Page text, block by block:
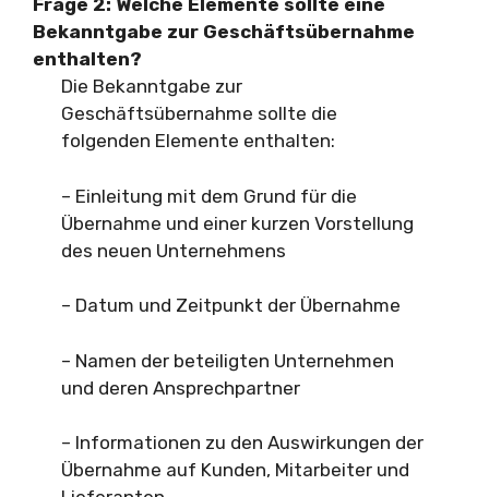
Frage 2: Welche Elemente sollte eine
Bekanntgabe zur Geschäftsübernahme
enthalten?
Die Bekanntgabe zur
Geschäftsübernahme sollte die
folgenden Elemente enthalten:
– Einleitung mit dem Grund für die
Übernahme und einer kurzen Vorstellung
des neuen Unternehmens
– Datum und Zeitpunkt der Übernahme
– Namen der beteiligten Unternehmen
und deren Ansprechpartner
– Informationen zu den Auswirkungen der
Übernahme auf Kunden, Mitarbeiter und